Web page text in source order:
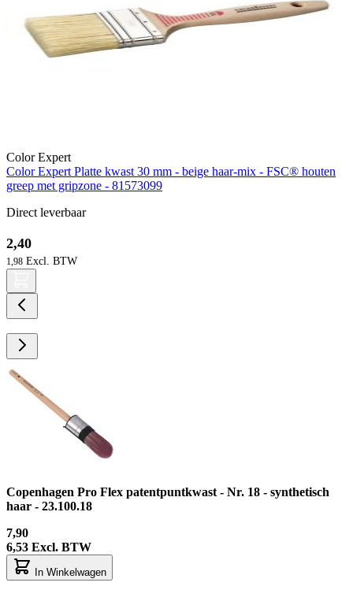
Color Expert
Color Expert Platte kwast 30 mm - beige haar-mix - FSC® houten
greep met gripzone - 81573099
Direct leverbaar
2,40
1,98
Copenhagen Pro Flex patentpuntkwast - Nr. 18 - synthetisch
haar - 23.100.18
7,90
6,53 Excl. BTW
In Winkelwagen